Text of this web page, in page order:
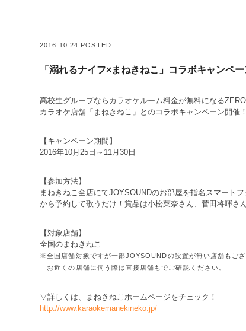
2016.10.24 POSTED
「溺れるナイフ×まねきねこ」コラボキャンペー
高校生グループならカラオケルーム料金が無料になる
カラオケ店舗「まねきねこ」とのコラボキャンペーン開催！
【キャンペーン期間】
2016年10月25日～11月30日
【参加方法】
まねきねこ全店にてJOYSOUNDのお部屋を指名スマート
から予約して歌うだけ！賞品は小松菜奈さん、菅田将暉さ
【対象店舗】
全国のまねきねこ
※全国店舗対象ですが一部JOYSOUNDの設置が無い店舗もご
お近くの店舗に伺う際は直接店舗もでご確認ください。
▽詳しくは、まねきねこホームページをチェック！
http://www.karaokemanekineko.jp/